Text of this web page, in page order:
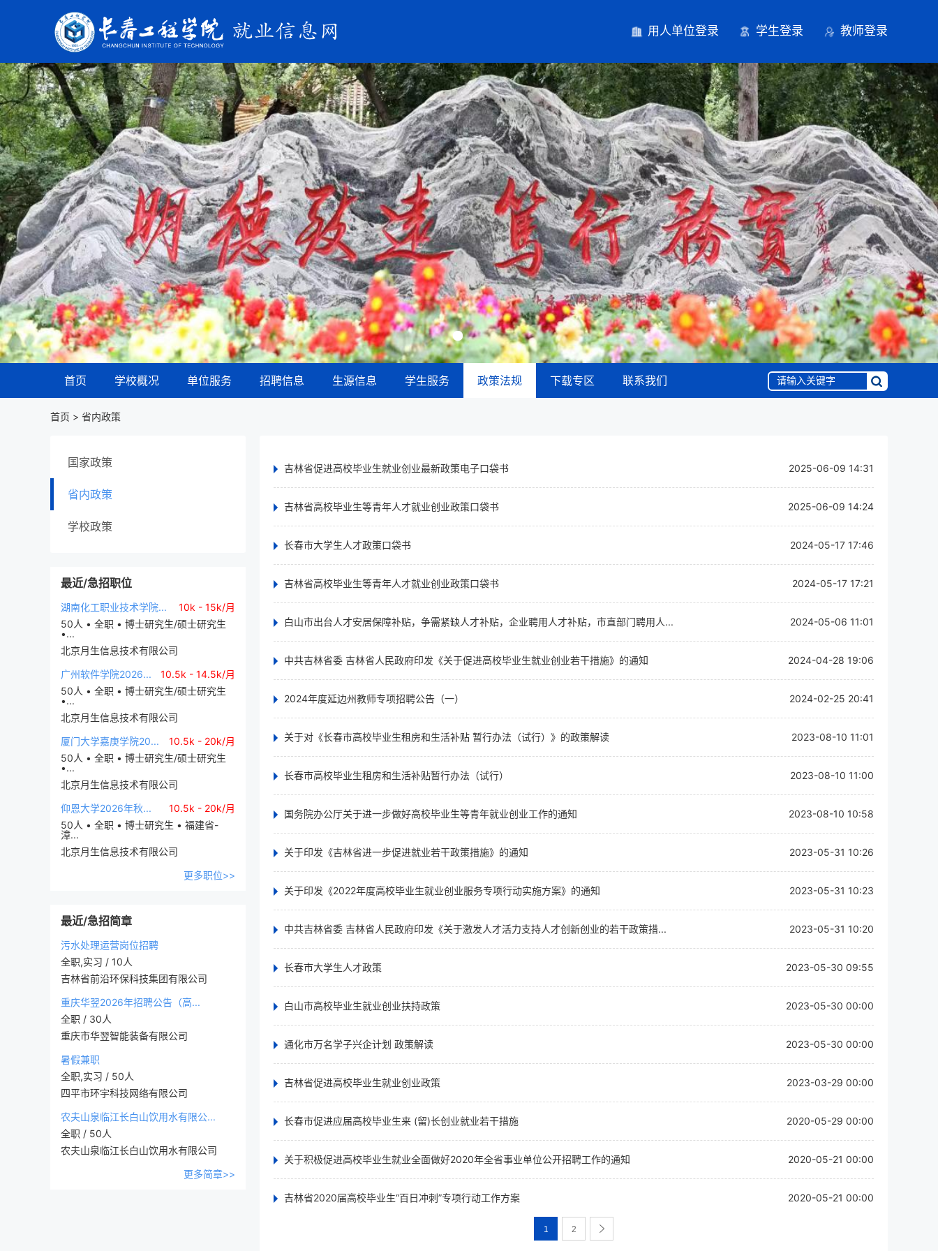
用人单位登录 学生登录 教师登录
首页 学校概况 单位服务 招聘信息 生源信息 学生服务 政策法规 下载专区 联系我们
首页 > 省内政策
国家政策
省内政策
学校政策
最近/急招职位
湖南化工职业技术学院...
10k - 15k/月
50人 • 全职 • 博士研究生/硕士研究生
•...
北京月生信息技术有限公司
广州软件学院2026...
10.5k - 14.5k/月
50人 • 全职 • 博士研究生/硕士研究生
•...
北京月生信息技术有限公司
厦门大学嘉庚学院20...
10.5k - 20k/月
50人 • 全职 • 博士研究生/硕士研究生
•...
北京月生信息技术有限公司
仰恩大学2026年秋...
10.5k - 20k/月
50人 • 全职 • 博士研究生 • 福建省-
漳...
北京月生信息技术有限公司
更多职位>>
最近/急招简章
污水处理运营岗位招聘
全职,实习 / 10人
吉林省前沿环保科技集团有限公司
重庆华翌2026年招聘公告（高...
全职 / 30人
重庆市华翌智能装备有限公司
暑假兼职
全职,实习 / 50人
四平市环宇科技网络有限公司
农夫山泉临江长白山饮用水有限公...
全职 / 50人
农夫山泉临江长白山饮用水有限公司
更多简章>>
吉林省促进高校毕业生就业创业最新政策电子口袋书 2025-06-09 14:31
吉林省高校毕业生等青年人才就业创业政策口袋书 2025-06-09 14:24
长春市大学生人才政策口袋书 2024-05-17 17:46
吉林省高校毕业生等青年人才就业创业政策口袋书 2024-05-17 17:21
白山市出台人才安居保障补贴，争需紧缺人才补贴，企业聘用人才补贴，市直部门聘用人... 2024-05-06 11:01
中共吉林省委 吉林省人民政府印发《关于促进高校毕业生就业创业若干措施》的通知 2024-04-28 19:06
2024年度延边州教师专项招聘公告（一） 2024-02-25 20:41
关于对《长春市高校毕业生租房和生活补贴 暂行办法（试行）》的政策解读 2023-08-10 11:01
长春市高校毕业生租房和生活补贴暂行办法（试行） 2023-08-10 11:00
国务院办公厅关于进一步做好高校毕业生等青年就业创业工作的通知 2023-08-10 10:58
关于印发《吉林省进一步促进就业若干政策措施》的通知 2023-05-31 10:26
关于印发《2022年度高校毕业生就业创业服务专项行动实施方案》的通知 2023-05-31 10:23
中共吉林省委 吉林省人民政府印发《关于激发人才活力支持人才创新创业的若干政策措... 2023-05-31 10:20
长春市大学生人才政策 2023-05-30 09:55
白山市高校毕业生就业创业扶持政策 2023-05-30 00:00
通化市万名学子兴企计划 政策解读 2023-05-30 00:00
吉林省促进高校毕业生就业创业政策 2023-03-29 00:00
长春市促进应届高校毕业生来 (留)长创业就业若干措施 2020-05-29 00:00
关于积极促进高校毕业生就业全面做好2020年全省事业单位公开招聘工作的通知 2020-05-21 00:00
吉林省2020届高校毕业生“百日冲刺”专项行动工作方案 2020-05-21 00:00
1 2